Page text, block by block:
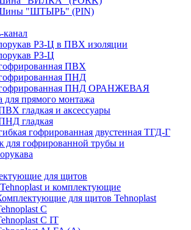
"ШТЫРЬ" (PIN)
канал
РЗ-Ц в ПВХ изоляции
РЗ-Ц
ПВХ
ПНД
гофрированная ПНД ОРАНЖЕВАЯ
для прямого монтажа
гладкая и аксессуары
гладкая
гофрированная двустенная ТГД-Г
для гофрированной трубы и
для щитов
и комплектующие
для щитов Tehnoplast
C
C IT